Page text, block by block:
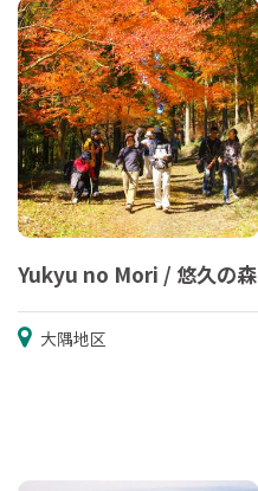
Yukyu no Mori / 悠久の森
大隅地区